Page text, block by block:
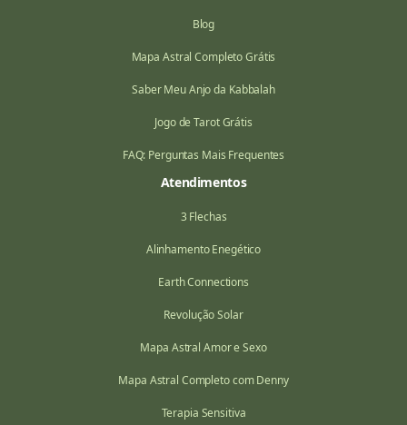
Blog
Mapa Astral Completo Grátis
Saber Meu Anjo da Kabbalah
Jogo de Tarot Grátis
FAQ: Perguntas Mais Frequentes
Atendimentos
3 Flechas
Alinhamento Enegético
Earth Connections
Revolução Solar
Mapa Astral Amor e Sexo
Mapa Astral Completo com Denny
Terapia Sensitiva